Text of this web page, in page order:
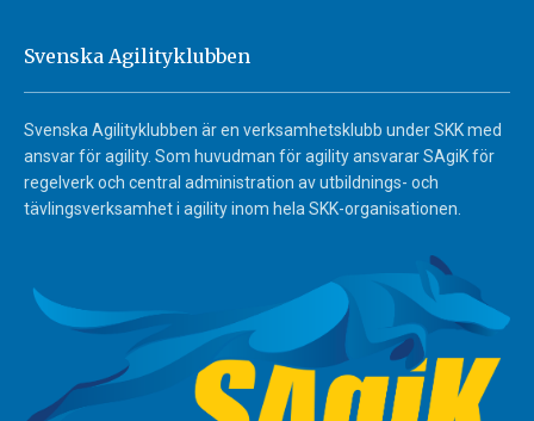
Svenska Agilityklubben
Svenska Agilityklubben är en verksamhetsklubb under SKK med
ansvar för agility. Som huvudman för agility ansvarar SAgiK för
regelverk och central administration av utbildnings- och
tävlingsverksamhet i agility inom hela SKK-organisationen.